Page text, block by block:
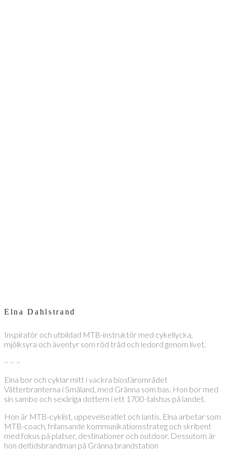
Elna Dahlstrand
Inspiratör och utbildad MTB-instruktör med cykellycka,
mjölksyra och äventyr som röd tråd och ledord genom livet.
– – –
Elna bor och cyklar mitt i vackra biosfärområdet
Vätterbranterna i Småland, med Gränna som bas. Hon bor med
sin sambo och sexåriga dottern i ett 1700-talshus på landet.
Hon är MTB-cyklist, uppevelseatlet och lantis. Elna arbetar som
MTB-coach, frilansande kommunikationsstrateg och skribent
med fokus på platser, destinationer och outdoor. Dessutom är
hon deltidsbrandman på Gränna brandstation